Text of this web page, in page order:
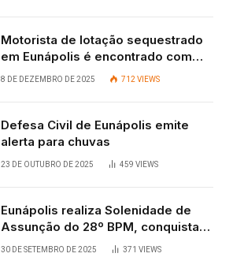
Motorista de lotação sequestrado
em Eunápolis é encontrado com
vida após quatro dias.
8 DE DEZEMBRO DE 2025 712VIEWS
Defesa Civil de Eunápolis emite
alerta para chuvas
23 DE OUTUBRO DE 2025 459 VIEWS
Eunápolis realiza Solenidade de
Assunção do 28º BPM, conquista
viabilizada por articulação política
30 DE SETEMBRO DE 2025 371 VIEWS